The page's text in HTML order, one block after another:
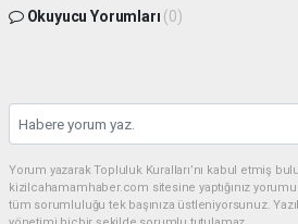
Okuyucu Yorumları (0)
Yorum yazarak Topluluk Kuralları’nı kabul etmiş
kizilcahamamhaber.com sitesine yaptığınız
tüm sorumluluğu tek başınıza üstleniyorsunuz.